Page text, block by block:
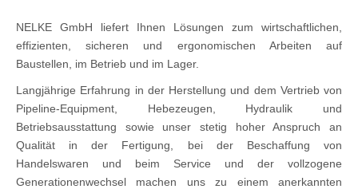
NELKE GmbH liefert Ihnen Lösungen zum wirtschaftlichen,
effizienten, sicheren und ergonomischen Arbeiten auf
Baustellen, im Betrieb und im Lager.
Langjährige Erfahrung in der Herstellung und dem Vertrieb von
Pipeline-Equipment, Hebezeugen, Hydraulik und
Betriebsausstattung sowie unser stetig hoher Anspruch an
Qualität in der Fertigung, bei der Beschaffung von
Handelswaren und beim Service und der vollzogene
Generationenwechsel machen uns zu einem anerkannten